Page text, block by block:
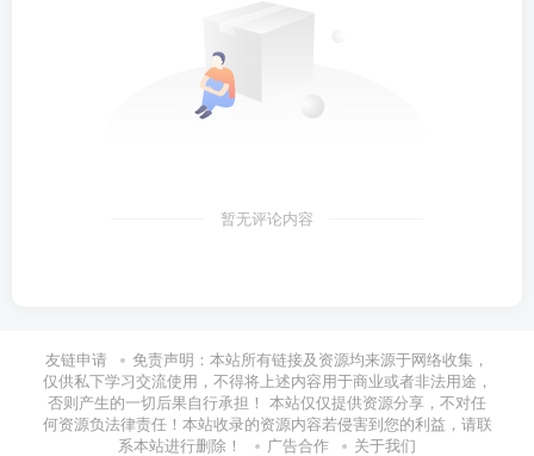
暂无评论内容
友链申请
免责声明：本站所有链接及资源均来源于网络收集，
仅供私下学习交流使用，不得将上述内容用于商业或者非法用途，
否则产生的一切后果自行承担！ 本站仅仅提供资源分享，不对任
何资源负法律责任！本站收录的资源内容若侵害到您的利益，请联
系本站进行删除！
广告合作 关于我们